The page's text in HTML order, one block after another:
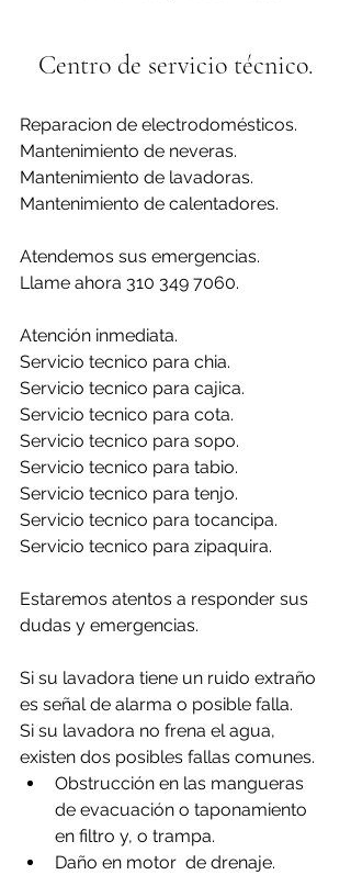
Centro de servicio técnico.
Reparacion de electrodomésticos.
Mantenimiento de neveras.
Mantenimiento de lavadoras.
Mantenimiento de calentadores.
Atendemos sus emergencias.
Llame ahora 310 349 7060.
Atención inmediata.
Servicio tecnico para chia.
Servicio tecnico para cajica.
Servicio tecnico para cota.
Servicio tecnico para sopo.
Servicio tecnico para tabio.
Servicio tecnico para tenjo.
Servicio tecnico para tocancipa.
Servicio tecnico para zipaquira.
Estaremos atentos a responder sus
dudas y emergencias.
Si su lavadora tiene un ruido extraño
es señal de alarma o posible falla.
Si su lavadora no frena el agua,
existen dos posibles fallas comunes.
Obstrucción en las mangueras
de evacuación o taponamiento
en filtro y, o trampa.
Daño en motor  de drenaje.